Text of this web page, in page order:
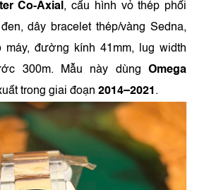
Co-Axial , cấu hình vỏ thép phối
dây bracelet thép/vàng Sedna,
máy, đường kính 41mm, lug width
300m. Mẫu này dùng Omega
trong giai đoạn 2014–2021 .